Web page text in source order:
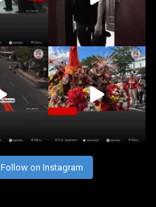
Follow on Instagram